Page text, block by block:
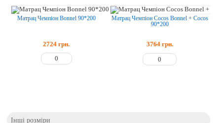
Матрац Чемпіон Bonnel 90*200
2724 грн.
Матрац Чемпіон Cocos Bonnel + Cocos
90*200
3764 грн.
Інші розміри